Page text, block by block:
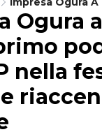
Podio MotoGP
Riaccende Il Sol
Ogura
nella